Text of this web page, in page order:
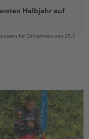
Halbjahr auf
für Einnahmen von 25,7